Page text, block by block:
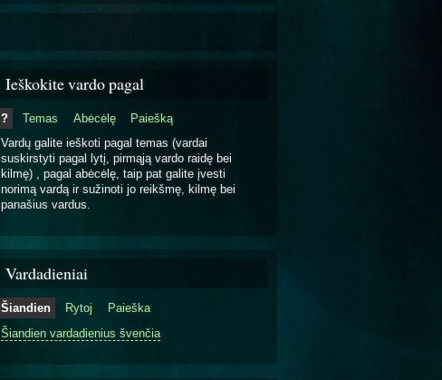
Ieškokite vardo pagal
? Temas Abėcėlę
Paiešką
Vardų galite ieškoti pagal temas (vardai
suskirstyti pagal lytį, pirmąją vardo raidę bei
kilmę) , pagal abėcėlę, taip pat galite įvesti
norimą vardą ir sužinoti jo reikšmę, kilmę bei
panašius vardus.
Vardadieniai
Šiandien Rytoj
Paieška
Šiandien vardadienius švenčia